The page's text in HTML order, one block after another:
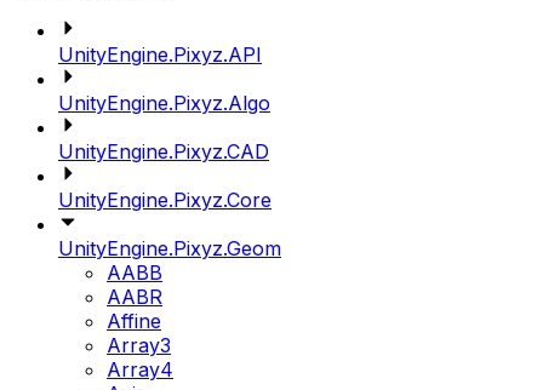
UnityEngine.Pixyz.API
UnityEngine.Pixyz.Algo
UnityEngine.Pixyz.CAD
UnityEngine.Pixyz.Core
UnityEngine.Pixyz.Geom
AABB
AABR
Affine
Array3
Array4